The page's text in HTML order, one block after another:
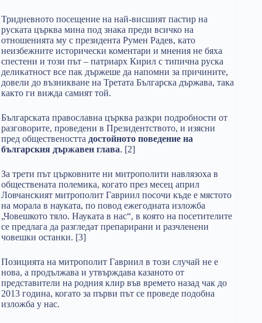
Тридневното посещение на най-висшият пастир на
руската църква мина под знака преди всичко на
отношенията му с президента Румен Радев, като
неизбежните исторически коментари и мнения не бяха
спестени и този път – патриарх Кирил с типична руска
деликатност все пак държеше да напомни за причините,
довели до възникване на Третата Българска държава, така
както ги вижда самият той.
Българската православна църква разкри подробности от
разговорите, проведени в Президентството, и изясни
пред обществеността достойното поведение на
българския държавен глава. [2]
За трети път църковните ни митрополити навлязоха в
обществената полемика, когато през месец април
Ловчанският митрополит Гавриил посочи къде е мястото
на морала в науката, по повод ежегодната изложба
„Човешкото тяло. Науката в нас“, в която на посетителите
се предлага да разгледат препарирани и разчленени
човешки останки. [3]
Позицията на митрополит Гавриил в този случай не е
нова, а продължава и утвърждава казаното от
представители на родния клир във времето назад чак до
2013 година, когато за първи път се проведе подобна
изложба у нас.